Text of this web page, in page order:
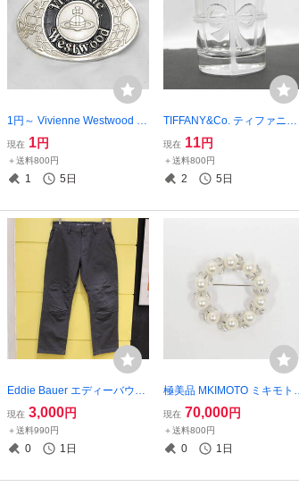
1円～ Vivienne Westwood ヴ
ィヴィアンウエストウッド
オーブ ベルト バックル シル
バー 現状品 2606-K0249M(N
T)
現在 1円
＋送料800円
1 5日
TIFFANY&Co. ティファニー
リボン グラス クリアグラス
ロックグラス 食器 コップ 26
06-K0249M(NT)
現在 11円
＋送料800円
2 5日
Eddie Bauer エディーバウア
ー SPECIALLY DYED ストレ
ート パンツ グレー系 31×30
メンズ 現状品 251219M tg.2
0(NT)
現在 3,000円
＋送料990円
0 1日
極美品 MKIMOTO ミキモト
リース モチーフ パール 真珠
ブローチ リーフ サークル シ
ルバー 直径約3.4cm 2511-K0
411M(NT)
現在 70,000円
＋送料800円
0 1日